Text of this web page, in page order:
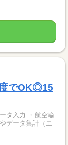
でOK◎15
データ集計（エ